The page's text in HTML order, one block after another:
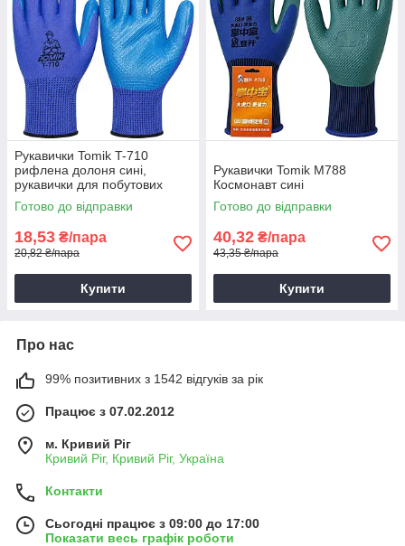
Рукавички Tomik T-710
рифлена долоня сині,
рукавички для побутових
потреб, зносостійкі робочі
рукавички
Готово до відправки
18,53 ₴/пара
20,82 ₴/пара
Купити
Рукавички Tomik М788
Космонавт сині
Готово до відправки
40,32 ₴/пара
43,35 ₴/пара
Купити
Про нас
99% позитивних з 1542 відгуків за рік
Працює з 07.02.2012
м. Кривий Ріг
Кривий Ріг, Кривий Ріг, Україна
Контакти
Сьогодні працює з 09:00 до 17:00
Показати весь графік роботи